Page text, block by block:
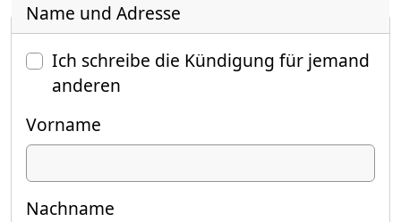
Name und Adresse
Ich schreibe die Kündigung für jemand
anderen
Vorname
Nachname